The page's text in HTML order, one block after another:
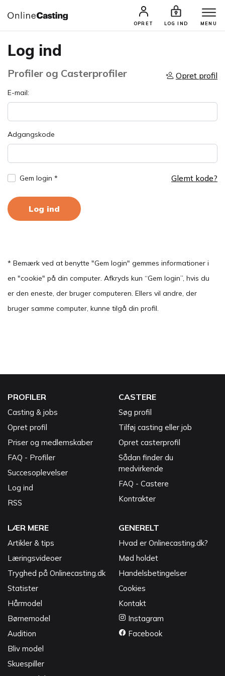
OPRET LOG IND MENU
Log ind
Profiler og Casterprofiler Opret profil
E-mail:
Adgangskode
Gem login * Glemt kode?
Log ind
* Bemærk ved at benytte "Gem login" gemmes informationer i
en "cookie" på din computer. Afkryds kun “Gem login”, hvis du
er den eneste, der bruger computeren. Ellers vil andre, der
bruger samme computer, kunne tilgå din profil.
PROFILER
Casting & jobs
Opret profil
Priser og medlemskaber
FAQ - Profiler
Succesoplevelser
Log ind
RSS
CASTERE
Søg profil
Tilføj casting eller job
Opret casterprofil
Sådan finder du
medvirkende
FAQ - Castere
Kontrakter
LÆR MERE
Artikler & tips
Læringsvideoer
Tryghed på Onlinecasting.dk
Statister
Hårmodel
Børnemodel
Audition
Bliv model
Skuespiller
GENERELT
Hvad er Onlinecasting.dk?
Mød holdet
Handelsbetingelser
Cookies
Kontakt
Instagram
Facebook